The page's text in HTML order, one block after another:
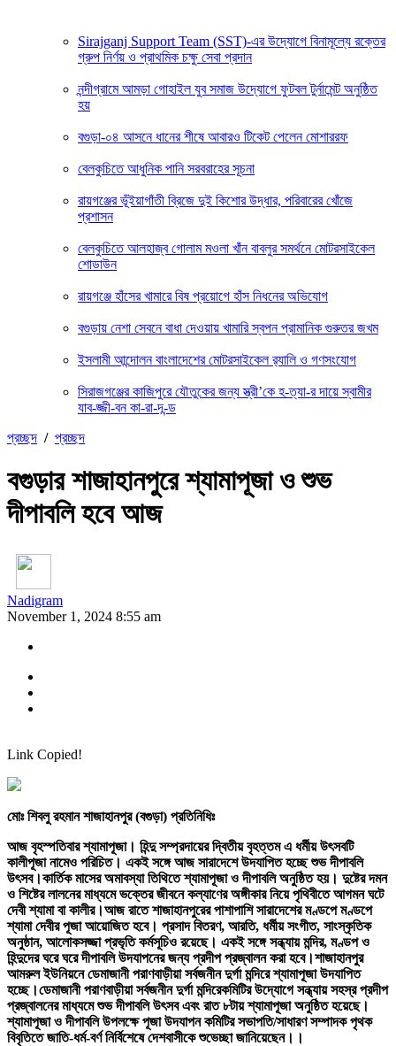
Sirajganj Support Team (SST)-এর উদ্যোগে বিনামূল্যে রক্তের
গ্রুপ নির্ণয় ও প্রাথমিক চক্ষু সেবা প্রদান
নন্দীগ্রামে আমড়া গোহাইল যুব সমাজ উদ্যোগে ফুটবল টুর্নামেন্ট অনুষ্ঠিত
হয়
বগুড়া-০৪ আসনে ধানের শীষে আবারও টিকেট পেলেন মোশাররফ
বেলকুচিতে আধুনিক পানি সরবরাহের সূচনা
রায়গঞ্জের ভূঁইয়াগাঁতী ব্রিজে দুই কিশোর উদ্ধার, পরিবারের খোঁজে
প্রশাসন
বেলকুচিতে আলহাজ্ব গোলাম মওলা খাঁন বাবলুর সমর্থনে মোটরসাইকেল
শোডাউন
রায়গঞ্জে হাঁসের খামারে বিষ প্রয়োগে হাঁস নিধনের অভিযোগ
বগুড়ায় নেশা সেবনে বাধা দেওয়ায় খামারি স্বপন প্রামানিক গুরুতর জখম
ইসলামী আন্দোলন বাংলাদেশের মোটরসাইকেল র‍্যালি ও গণসংযোগ
সিরাজগঞ্জের কাজিপুরে যৌতুকের জন্য স্ত্রী’কে হ-ত্যা-র দায়ে স্বামীর
যাব-জ্জী-বন কা-রা-দ-ন্ড
প্রচ্ছদ / প্রচ্ছদ
বগুড়ার শাজাহানপুরে শ্যামাপূজা ও শুভ
দীপাবলি হবে আজ
Nadigram
November 1, 2024 8:55 am
Link Copied!
মোঃ শিবলু রহমান শাজাহানপুর (বগুড়া) প্রতিনিধিঃ
আজ বৃহস্পতিবার শ্যামাপূজা। হিন্দু সম্প্রদায়ের দ্বিতীয় বৃহত্তম এ ধর্মীয় উৎসবটি
কালীপূজা নামেও পরিচিত। একই সঙ্গে আজ সারাদেশে উদযাপিত হচ্ছে শুভ দীপাবলি
উৎসব।কার্তিক মাসের অমাবস্যা তিথিতে শ্যামাপূজা ও দীপাবলি অনুষ্ঠিত হয়। দুষ্টের দমন
ও শিষ্টের লালনের মাধ্যমে ভক্তের জীবনে কল্যাণের অঙ্গীকার নিয়ে পৃথিবীতে আগমন ঘটে
দেবী শ্যামা বা কালীর।আজ রাতে শাজাহানপুরের পাশাপাশি সারাদেশের মণ্ডপে মণ্ডপে
শ্যামা দেবীর পূজা আয়োজিত হবে। প্রসাদ বিতরণ, আরতি, ধর্মীয় সংগীত, সাংস্কৃতিক
অনুষ্ঠান, আলোকসজ্জা প্রভৃতি কর্মসূচিও রয়েছে। একই সঙ্গে সন্ধ্যায় মন্দির, মণ্ডপ ও
হিন্দুদের ঘরে ঘরে দীপাবলি উদযাপনের জন্য প্রদীপ প্রজ্বালন করা হবে।শাজাহানপুর
আমরুল ইউনিয়নে ডেমাজানী পরাণবাড়ীয়া সর্বজনীন দুর্গা মন্দিরে শ্যামাপূজা উদযাপিত
হচ্ছে।ডেমাজানী পরাণবাড়ীয়া সর্বজনীন দুর্গা মন্দিরেকমিটির উদ্যোগে সন্ধ্যায় সহস্র প্রদীপ
প্রজ্বালনের মাধ্যমে শুভ দীপাবলি উৎসব এবং রাত ৮টায় শ্যামাপূজা অনুষ্ঠিত হয়েছে।
শ্যামাপূজা ও দীপাবলি উপলক্ষে পূজা উদযাপন কমিটির সভাপতি/সাধারণ সম্পাদক পৃথক
বিবৃতিতে জাতি-ধর্ম-বর্ণ নির্বিশেষে দেশবাসীকে শুভেচ্ছা জানিয়েছেন।।